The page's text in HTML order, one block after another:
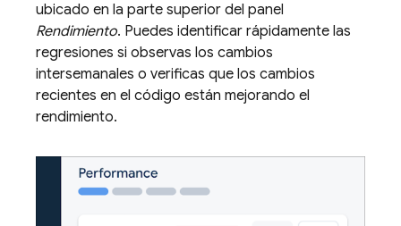
ubicado en la parte superior del panel
Rendimiento. Puedes identificar rápidamente las
regresiones si observas los cambios
intersemanales o verificas que los cambios
recientes en el código están mejorando el
rendimiento.